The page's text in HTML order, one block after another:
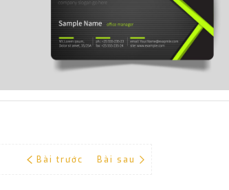
Bài trước Bài sau